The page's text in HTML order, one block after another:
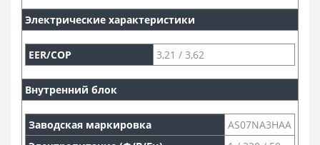
Электрические характеристики
EER/COP 3,21 / 3,62
Внутренний блок
Заводская маркировка
AS07NA3HAA